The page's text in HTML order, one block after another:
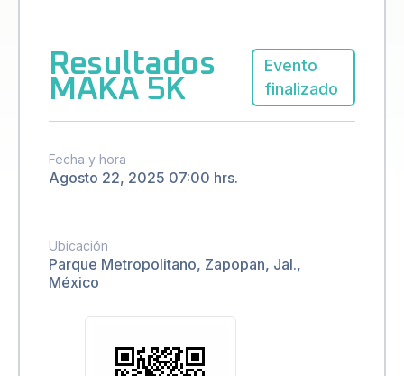
Resultados
MAKA 5K
Evento
finalizado
Fecha y hora
Agosto 22, 2025 07:00 hrs.
Ubicación
Parque Metropolitano, Zapopan, Jal.,
México